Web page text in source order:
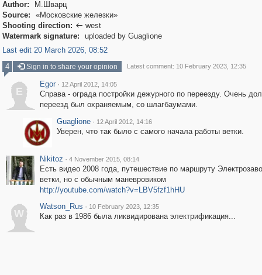
Author:
М.Шварц
Source:
«Московские железки»
Shooting direction:  west
Watermark signature:
uploaded by Guaglione
Last edit 20 March 2026, 08:52
4
Sign in to share your opinion Latest comment: 10 February 2023, 12:35
E
Egor · 12 April 2012, 14:05
Справа - ограда постройки дежурного по переезду. Очень
переезд был охраняемым, со шлагбаумами.
Guaglione · 12 April 2012, 14:16
Уверен, что так было с самого начала работы ветки.
Nikitoz · 4 November 2015, 08:14
Есть видео 2008 года, путешествие по маршруту
ветки, но с обычным маневровиком
http://youtube.com/watch?v=LBV5fzf1hHU
W
Watson_Rus · 10 February 2023, 12:35
Как раз в 1986 была ликвидирована электрификация...